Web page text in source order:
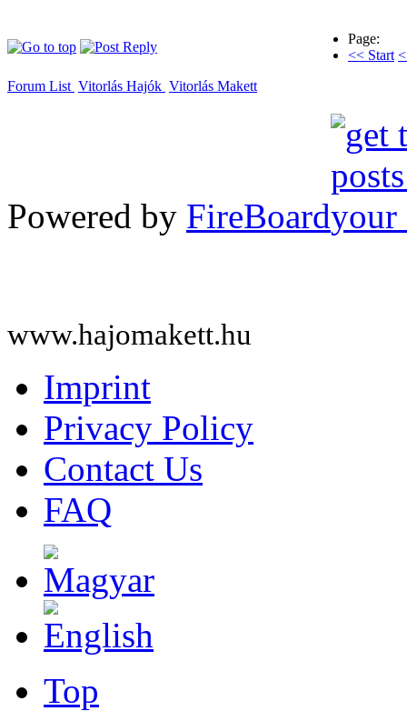
Page:
<< Start
Forum List Vitorlás Hajók Vitorlás Makett
Powered by FireBoard
www.hajomakett.hu
Imprint
Privacy Policy
Contact Us
FAQ
Top